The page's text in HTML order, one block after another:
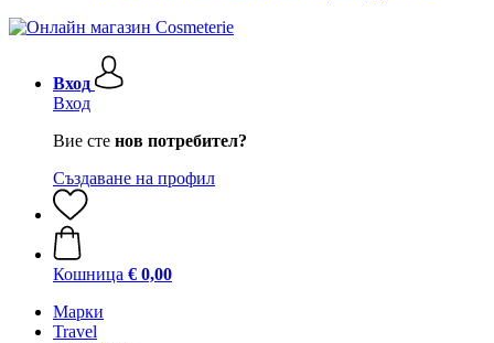
Вход
Вход
Вие сте нов потребител?
Създаване на профил
Кошница € 0,00
Mарки
Travel